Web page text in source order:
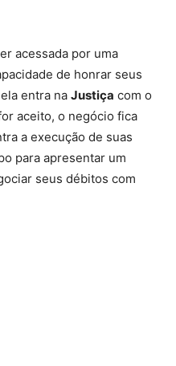
acessada por uma
de honrar seus
entra na Justiça com o
aceito, o negócio fica
a execução de suas
para apresentar um
seus débitos com